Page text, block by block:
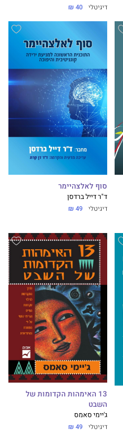
דיגיטלי 40 ₪
סוף לאלצהיימר
ד"ר דייל ברדסן
דיגיטלי 49 ₪
13 האימהות הקדומות של
השבט
ג'יימי סאמס
דיגיטלי 49 ₪